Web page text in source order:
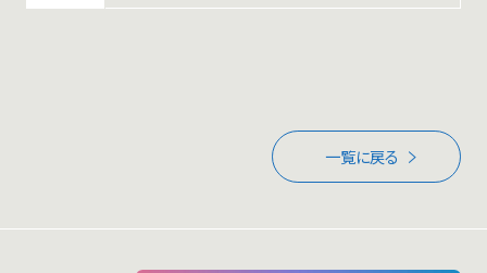
一覧に戻る